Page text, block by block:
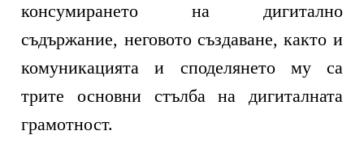
консумирането на дигитално
съдържание, неговото създаване, както и
комуникацията и споделянето му са
трите основни стълба на дигиталната
грамотност.